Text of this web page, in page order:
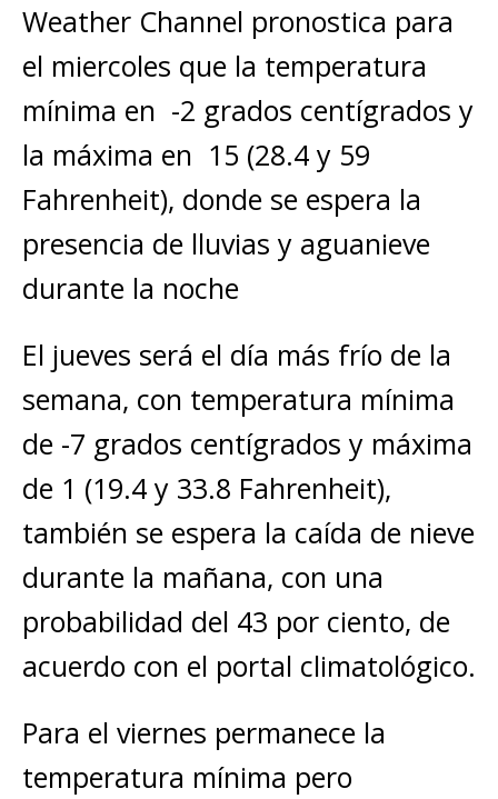
Weather Channel pronostica para
el miercoles que la temperatura
mínima en -2 grados centígrados y
la máxima en 15 (28.4 y 59
Fahrenheit), donde se espera la
presencia de lluvias y aguanieve
durante la noche
El jueves será el día más frío de la
semana, con temperatura mínima
de -7 grados centígrados y máxima
de 1 (19.4 y 33.8 Fahrenheit),
también se espera la caída de nieve
durante la mañana, con una
probabilidad del 43 por ciento, de
acuerdo con el portal climatológico.
Para el viernes permanece la
temperatura mínima pero